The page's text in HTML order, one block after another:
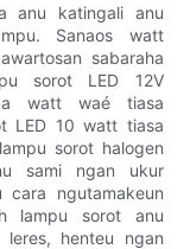
anu katingali anu
Sanaos watt
sabaraha
sorot LED 12V
watt waé tiasa
LED 10 watt tiasa
sorot halogen
sami ngan ukur
ngutamakeun
lampu sorot anu
leres, henteu ngan